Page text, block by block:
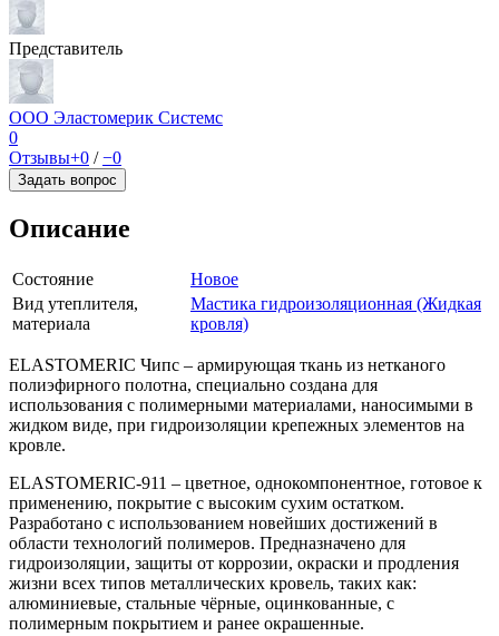
Представитель
ООО Эластомерик Системс
0
Отзывы+0 /−0
Задать вопрос
Описание
Состояние
Новое
Вид утеплителя,
материала
Мастика гидроизоляционная (Жидкая
кровля)
ELASTOMERIC Чипс – армирующая ткань из нетканого
полиэфирного полотна, специально создана для
использования с полимерными материалами, наносимыми в
жидком виде, при гидроизоляции крепежных элементов на
кровле.
ELASTOMERIC-911 – цветное, однокомпонентное, готовое к
применению, покрытие с высоким сухим остатком.
Разработано c использованием новейших достижений в
области технологий полимеров. Предназначено для
гидроизоляции, защиты от коррозии, окраски и продления
жизни всех типов металлических кровель, таких как:
алюминиевые, стальные чёрные, оцинкованные, с
полимерным покрытием и ранее окрашенные.